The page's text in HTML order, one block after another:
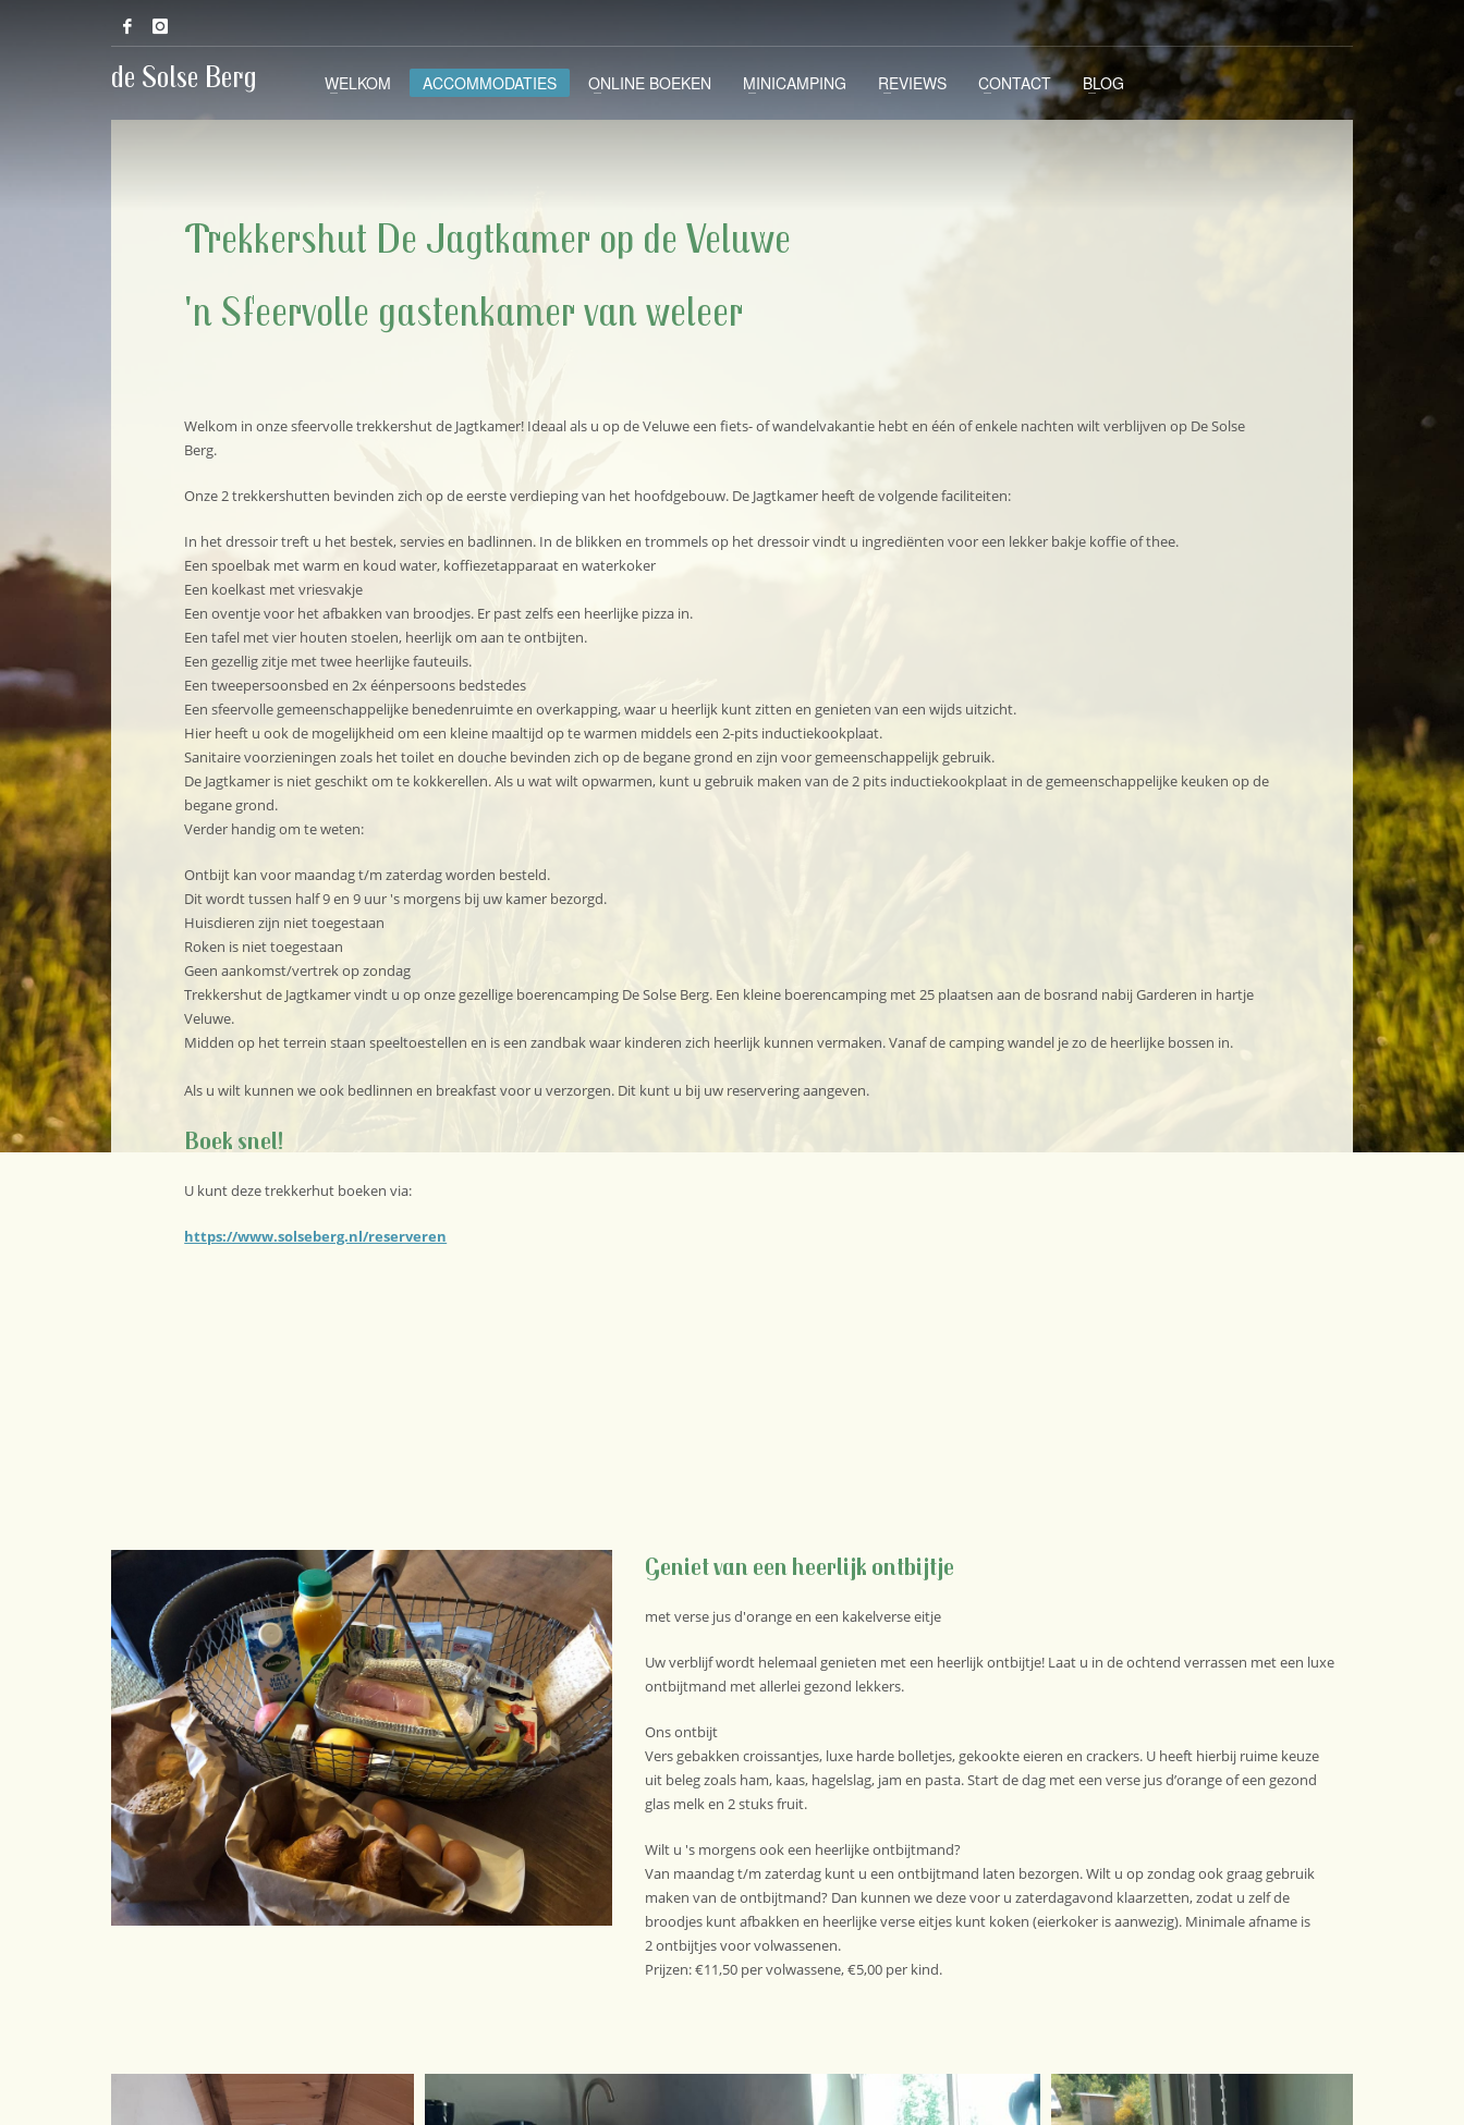
de Solse Berg WELKOM ACCOMMODATIES ONLINE BOEKEN MINICAMPING REVIEWS CONTACT BLOG
Trekkershut De Jagtkamer op de Veluwe
'n Sfeervolle gastenkamer van weleer
Welkom in onze sfeervolle trekkershut de Jagtkamer! Ideaal als u op de Veluwe een fiets- of wandelvakantie hebt en één of enkele nachten wilt verblijven op De Solse
Berg.
Onze 2 trekkershutten bevinden zich op de eerste verdieping van het hoofdgebouw. De Jagtkamer heeft de volgende faciliteiten:
In het dressoir treft u het bestek, servies en badlinnen. In de blikken en trommels op het dressoir vindt u ingrediënten voor een lekker bakje koffie of thee.
Een spoelbak met warm en koud water, koffiezetapparaat en waterkoker
Een koelkast met vriesvakje
Een oventje voor het afbakken van broodjes. Er past zelfs een heerlijke pizza in.
Een tafel met vier houten stoelen, heerlijk om aan te ontbijten.
Een gezellig zitje met twee heerlijke fauteuils.
Een tweepersoonsbed en 2x éénpersoons bedstedes
Een sfeervolle gemeenschappelijke benedenruimte en overkapping, waar u heerlijk kunt zitten en genieten van een wijds uitzicht.
Hier heeft u ook de mogelijkheid om een kleine maaltijd op te warmen middels een 2-pits inductiekookplaat.
Sanitaire voorzieningen zoals het toilet en douche bevinden zich op de begane grond en zijn voor gemeenschappelijk gebruik.
De Jagtkamer is niet geschikt om te kokkerellen. Als u wat wilt opwarmen, kunt u gebruik maken van de 2 pits inductiekookplaat in de gemeenschappelijke keuken op de
begane grond.
Verder handig om te weten:
Ontbijt kan voor maandag t/m zaterdag worden besteld.
Dit wordt tussen half 9 en 9 uur 's morgens bij uw kamer bezorgd.
Huisdieren zijn niet toegestaan
Roken is niet toegestaan
Geen aankomst/vertrek op zondag
Trekkershut de Jagtkamer vindt u op onze gezellige boerencamping De Solse Berg. Een kleine boerencamping met 25 plaatsen aan de bosrand nabij Garderen in hartje
Veluwe.
Midden op het terrein staan speeltoestellen en is een zandbak waar kinderen zich heerlijk kunnen vermaken. Vanaf de camping wandel je zo de heerlijke bossen in.
Als u wilt kunnen we ook bedlinnen en breakfast voor u verzorgen. Dit kunt u bij uw reservering aangeven.
Boek snel!
U kunt deze trekkerhut boeken via:
https://www.solseberg.nl/reserveren
Geniet van een heerlijk ontbijtje
met verse jus d'orange en een kakelverse eitje
Uw verblijf wordt helemaal genieten met een heerlijk ontbijtje! Laat u in de ochtend verrassen met een luxe
ontbijtmand met allerlei gezond lekkers.
Ons ontbijt
Vers gebakken croissantjes, luxe harde bolletjes, gekookte eieren en crackers. U heeft hierbij ruime keuze
uit beleg zoals ham, kaas, hagelslag, jam en pasta. Start de dag met een verse jus d’orange of een gezond
glas melk en 2 stuks fruit.
Wilt u 's morgens ook een heerlijke ontbijtmand?
Van maandag t/m zaterdag kunt u een ontbijtmand laten bezorgen. Wilt u op zondag ook graag gebruik
maken van de ontbijtmand? Dan kunnen we deze voor u zaterdagavond klaarzetten, zodat u zelf de
broodjes kunt afbakken en heerlijke verse eitjes kunt koken (eierkoker is aanwezig). Minimale afname is
2 ontbijtjes voor volwassenen.
Prijzen: €11,50 per volwassene, €5,00 per kind.